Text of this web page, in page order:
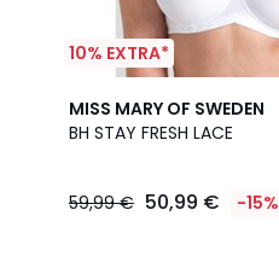
10% EXTRA*
MISS MARY OF SWEDEN
BH STAY FRESH LACE
59,99 € 50,99 € -15%
5
/
2
Kleuren